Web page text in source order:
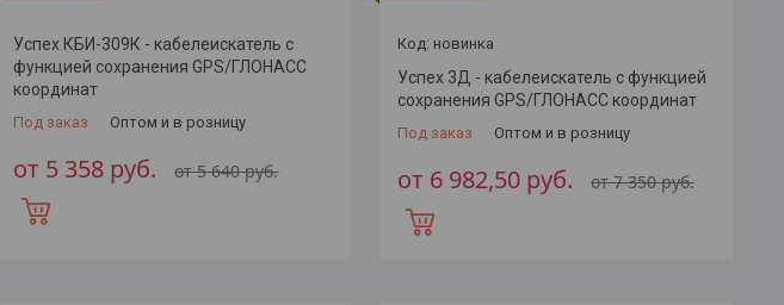
Успех КБИ-309К - кабелеискатель с
функцией сохранения GPS/ГЛОНАСС
координат
Под заказ Оптом и в розницу
от 5 640руб.
от 5 358 руб.
новинка
Успех 3Д - кабелеискатель с функцией
сохранения GPS/ГЛОНАСС координат
Под заказ Оптом и в розницу
от 7 350руб.
от 6 982,50 руб.